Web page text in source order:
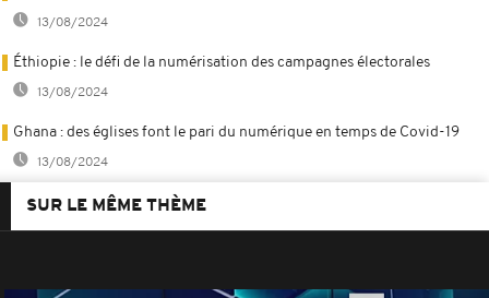
13/08/2024
Éthiopie : le défi de la numérisation des campagnes électorales
13/08/2024
Ghana : des églises font le pari du numérique en temps de Covid-19
13/08/2024
SUR LE MÊME THÈME